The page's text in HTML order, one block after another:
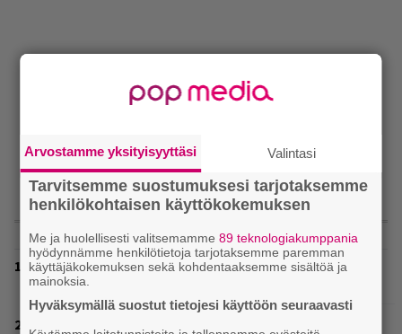
Eppu Normaalin viimeinen keikka tänään – katso
kuvagalleria torstailta täältä
Arvostamme yksityisyyttäsi Valintasi
Tarvitsemme suostumuksesi tarjotaksemme
henkilökohtaisen käyttökokemuksen
Me ja huolellisesti valitsemamme89 teknologiakumppania
hyödynnämme henkilötietoja tarjotaksemme paremman
käyttäjäkokemuksen sekä kohdentaaksemme sisältöä ja
mainoksia.
Hyväksymällä suostut tietojesi käyttöön seuraavasti